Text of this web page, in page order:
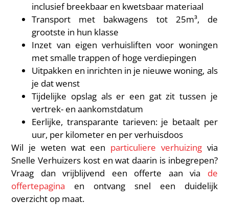
inclusief breekbaar en kwetsbaar materiaal
Transport met bakwagens tot 25m³, de
grootste in hun klasse
Inzet van eigen verhuisliften voor woningen
met smalle trappen of hoge verdiepingen
Uitpakken en inrichten in je nieuwe woning, als
je dat wenst
Tijdelijke opslag als er een gat zit tussen je
vertrek- en aankomstdatum
Eerlijke, transparante tarieven: je betaalt per
uur, per kilometer en per verhuisdoos
Wil je weten wat een particuliere verhuizingvia
Snelle Verhuizers kost en wat daarin is inbegrepen?
Vraag dan vrijblijvend een offerte aan via de
offertepagina en ontvang snel een duidelijk
overzicht op maat.